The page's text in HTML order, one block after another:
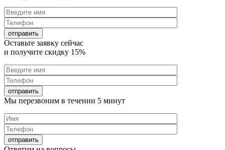
Оставьте заявку сейчас
и получите скидку 15%
Мы перезвоним в течении 5 минут